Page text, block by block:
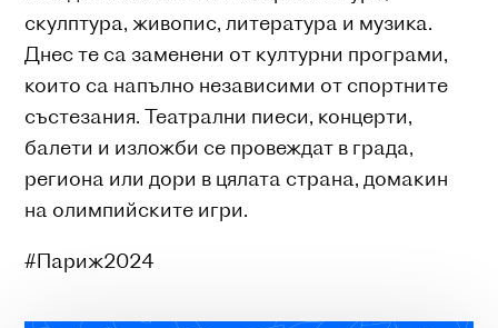
скулптура, живопис, литература и музика.
Днес те са заменени от културни програми,
които са напълно независими от спортните
състезания. Театрални пиеси, концерти,
балети и изложби се провеждат в града,
региона или дори в цялата страна, домакин
на олимпийските игри.
#Париж2024